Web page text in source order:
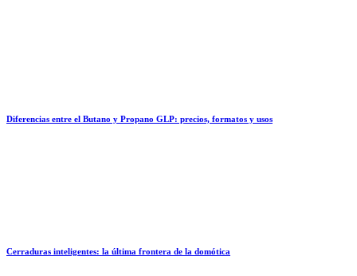
Diferencias entre el Butano y Propano GLP: precios, formatos y usos
Cerraduras inteligentes: la última frontera de la domótica